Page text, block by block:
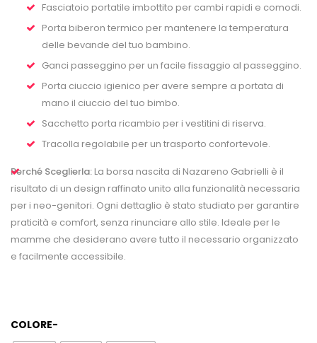
Fasciatoio portatile imbottito per cambi rapidi e comodi.
Porta biberon termico per mantenere la temperatura
delle bevande del tuo bambino.
Ganci passeggino per un facile fissaggio al passeggino.
Porta ciuccio igienico per avere sempre a portata di
mano il ciuccio del tuo bimbo.
Sacchetto porta ricambio per i vestitini di riserva.
Tracolla regolabile per un trasporto confortevole.
Perché Sceglierla: La borsa nascita di Nazareno Gabrielli è il
risultato di un design raffinato unito alla funzionalità necessaria
per i neo-genitori. Ogni dettaglio è stato studiato per garantire
praticità e comfort, senza rinunciare allo stile. Ideale per le
mamme che desiderano avere tutto il necessario organizzato
e facilmente accessibile.
COLORE-